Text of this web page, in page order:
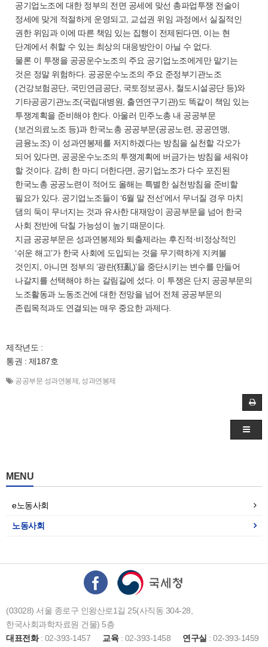
공기업노조에 대한 정부의 전면 공세에 맞선 총파업투쟁 전술이
정세에 맞게 적절하게 운영되고, 교섭권 위임 과정에서 실질적인
권한 위임과 이에 따른 책임 있는 집행이 전제된다면, 이는 현
단계에서 취할 수 있는 최상의 대응방안이 아닐 수 없다.
물론 이 투쟁을 공공운수노조의 주요 공기업노조에게만 맡기는
것은 정말 위험하다. 공공운수노조의 주요 준정부기관노조
(건강보험공단, 국민연금공단, 국토정보공사, 철도시설공단 등)와
기타공공기관노조(국립대병원, 출연연구기관)도 똑같이 책임 있는
투쟁계획을 준비해야 한다. 아울러 민주노총 내 공공부문
(보건의료노조 등)과 한국노총 공공부문(공공노련, 공공연맹,
금융노조) 이 성과연봉제를 저지하겠다는 방침을 실천할 각오가
되어 있다면, 공공운수노조의 투쟁계획에 버금가는 방침을 세워야
할 것이다. 감히 한 마디 더한다면, 공기업노조가 다수 포진된
한국노총 공공노련이 적어도 올해는 특별한 실천방침을 준비할
필요가 있다. 공기업노조들이 ‘6월 말 전선’에서 무너질 경우 마치
댐의 둑이 무너지는 것과 유사한 대재앙이 공공부문을 넘어 한국
사회 전반에 닥칠 가능성이 높기 때문이다.
지금 공공부문은 성과연봉제와 퇴출제라는 후진적·비정상적인
‘쉬운 해고’가 한국 사회에 도입되는 것을 무기력하게 지켜볼
것인지, 아니면 정부의 ‘광란(狂亂)’을 중단시키는 변수를 만들어
나갈지를 선택해야 하는 갈림길에 섰다. 이 투쟁은 단지 공공부문의
노조활동과 노동조건에 대한 전망을 넘어 전체 공공부문의
존립목적과도 연결되는 매우 중요한 과제다.
제작년도 :
통권 : 제187호
공공부문 성과연봉제 , 성과연봉제
MENU
e노동사회
노동사회
(03028) 서울 종로구 인왕산로1길 25(사직동 304-28,
한국사회과학자료원 건물) 5층
대표전화: 02-393-1457 교육: 02-393-1458 연구실 : 02-393-1459